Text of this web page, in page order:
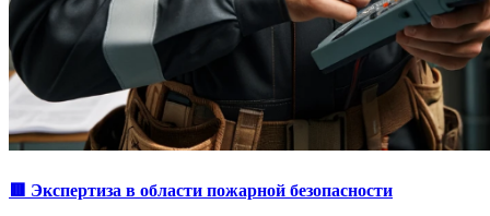
🟥 Экспертиза в области пожарной безопасности